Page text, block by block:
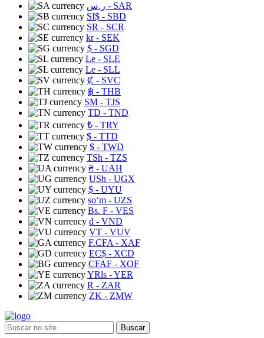
ر.س - SAR
SI$ - SBD
SR - SCR
kr- SEK
$ - SGD
Le - SLE
Le - SLL
₡ - SVC
฿ - THB
ЅМ - TJS
TD - TND
₺ - TRY
$ - TTD
$ - TWD
TSh - TZS
₴ - UAH
USh - UGX
$ - UYU
soʻm - UZS
Bs. F - VES
₫ - VND
VT - VUV
F.CFA - XAF
EC$ - XCD
CFAF - XOF
YRls - YER
R - ZAR
ZK - ZMW
Buscar